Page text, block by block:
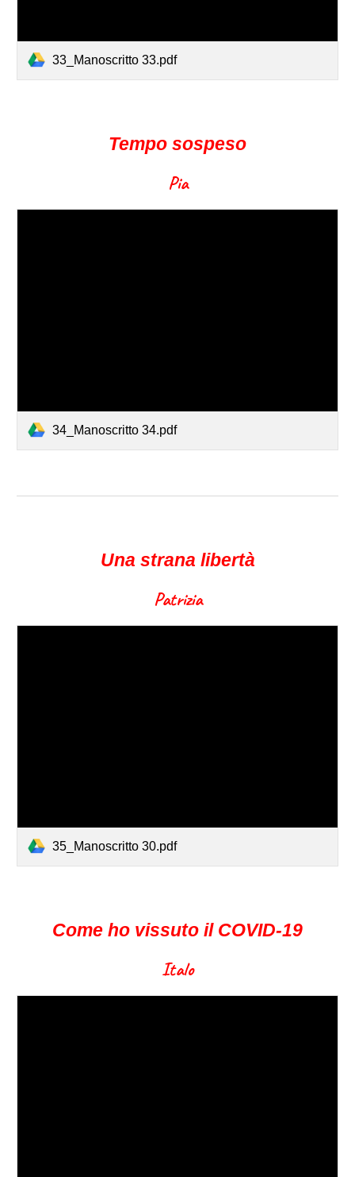
33_Manoscritto 33.pdf
Tempo sospeso
Pia
34_Manoscritto 34.pdf
Una strana libertà
Patrizia
35_Manoscritto 30.pdf
Come ho vissuto il COVID-19
Italo